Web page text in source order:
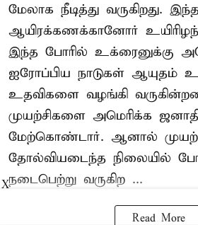
மேலாக நீடித்து வருகிறது.
ஆயிரக்கணக்கானோர்
இந்த போரில் உக்ரைனுக்கு
ஐரோப்பிய நாடுகள் ஆயுதம்
உதவிகளை வழங்கி
முயற்சிகளை அமெரிக்க
மேற்கொண்டார். ஆனால்
தோல்வியடைந்த நிலையில்
நடைபெற்று வருகிற ...
Read More
X